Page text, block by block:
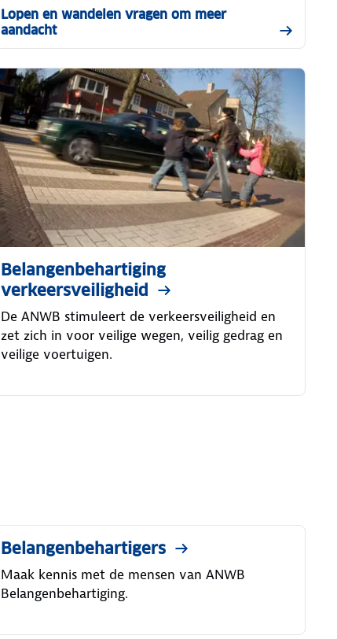
Lopen en wandelen vragen om meer
aandacht
Belangenbehartiging
verkeersveiligheid
De ANWB stimuleert de verkeersveiligheid en
zet zich in voor veilige wegen, veilig gedrag en
veilige voertuigen.
Belangenbehartigers
Maak kennis met de mensen van ANWB
Belangenbehartiging.